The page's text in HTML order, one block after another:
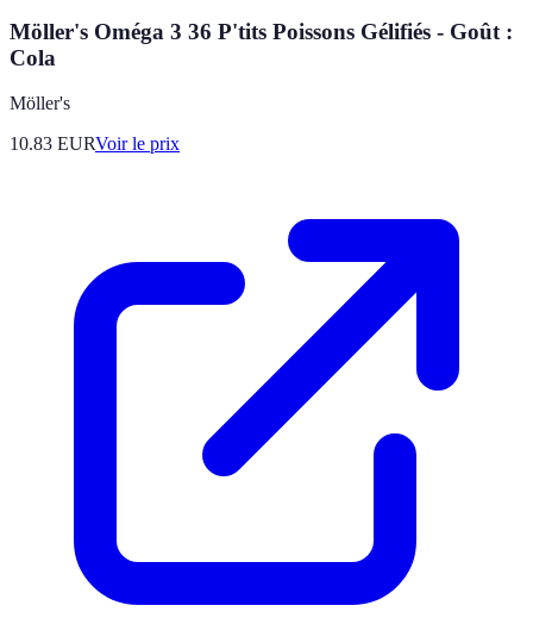
Möller's Oméga 3 36 P'tits Poissons Gélifiés - Goût :
Cola
Möller's
10.83 EURVoir le prix